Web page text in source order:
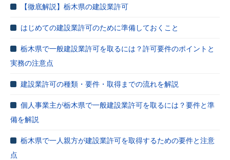
【徹底解説】栃木県の建設業許可
はじめての建設業許可のために準備しておくこと
栃木県で一般建設業許可を取るには？許可要件のポイントと
実務の注意点
建設業許可の種類・要件・取得までの流れを解説
個人事業主が栃木県で一般建設業許可を取るには？要件と準
備を解説
栃木県で一人親方が建設業許可を取得するための要件と注意
点